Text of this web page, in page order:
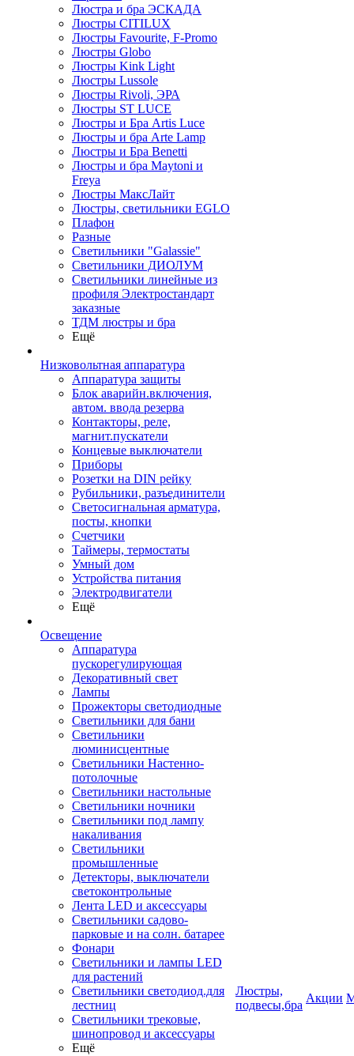
Люстра и бра ЭСКАДА
Люстры CITILUX
Люстры Favourite, F-Promo
Люстры Globo
Люстры Kink Light
Люстры Lussole
Люстры Rivoli, ЭРА
Люстры ST LUCE
Люстры и Бра Artis Luce
Люстры и бра Arte Lamp
Люстры и Бра Benetti
Люстры и бра Maytoni и
Freya
Люстры МаксЛайт
Люстры, светильники EGLO
Плафон
Разные
Светильники "Galassie"
Светильники ДИОЛУМ
Светильники линейные из
профиля Электростандарт
заказные
ТДМ люстры и бра
Ещё
Низковольтная аппаратура
Аппаратура защиты
Блок аварийн.включения,
автом. ввода резерва
Контакторы, реле,
магнит.пускатели
Концевые выключатели
Приборы
Розетки на DIN рейку
Рубильники, разъединители
Светосигнальная арматура,
посты, кнопки
Счетчики
Таймеры, термостаты
Умный дом
Устройства питания
Электродвигатели
Ещё
Освещение
Аппаратура
пускорегулирующая
Декоративный свет
Лампы
Прожекторы светодиодные
Светильники для бани
Светильники
люминисцентные
Светильники Настенно-
потолочные
Светильники настольные
Светильники ночники
Светильники под лампу
накаливания
Светильники
промышленные
Детекторы, выключатели
светоконтрольные
Лента LED и аксессуары
Светильники садово-
парковые и на солн. батарее
Фонари
Светильники и лампы LED
для растений
Светильники светодиод.для
лестниц
Светильники трековые,
шинопровод и аксессуары
Ещё
Люстры,
подвесы,бра
Акции